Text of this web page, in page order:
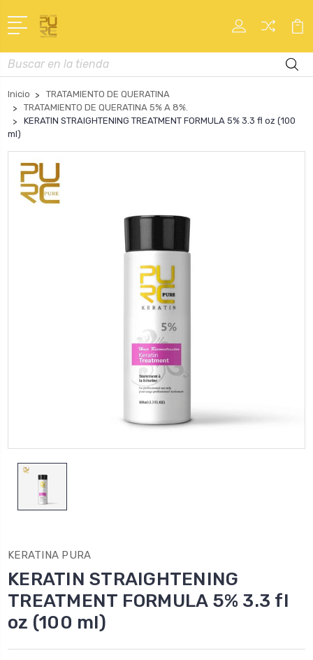
Buscar
en
Inicio
TRATAMIENTO DE QUERATINA
TRATAMIENTO DE QUERATINA 5% A 8%.
KERATIN STRAIGHTENING TREATMENT FORMULA 5% 3.3 fl oz (100
ml)
KERATINA PURA
KERATIN STRAIGHTENING
TREATMENT FORMULA 5% 3.3 fl
oz (100 ml)